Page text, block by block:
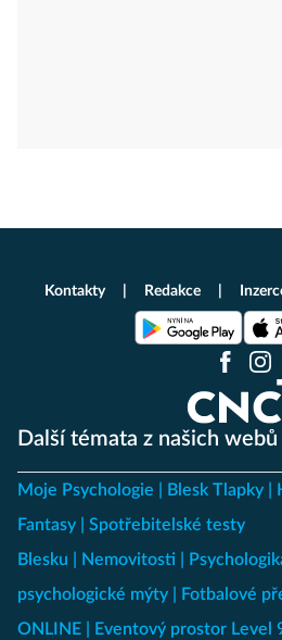
Další témata z našich webů
Moje Psychologie Blesk Tlapky
Fantasy
Spotřebitelské testy
Blesku
Nemovitosti
psychologické mýty
Fotbalové
ONLINE
Eventový prostor Level
Kontakty Redakce